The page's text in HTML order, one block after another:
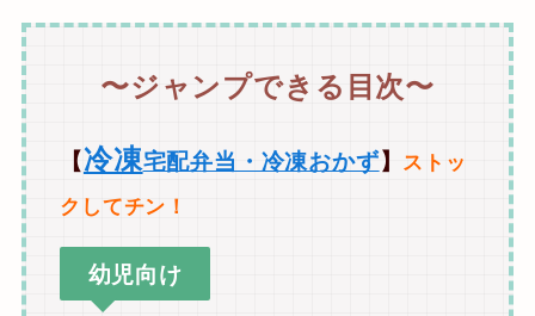
〜ジャンプできる目次〜
【冷凍宅配弁当・冷凍おかず】 ストッ
クしてチン！
幼児向け